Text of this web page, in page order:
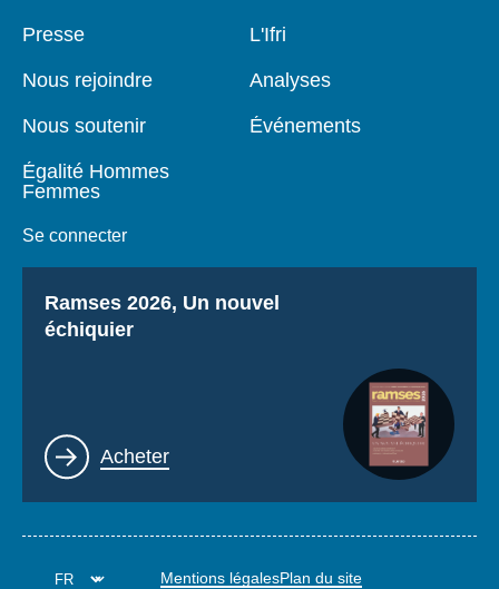
Pied
Presse
Nous rejoindre
Nous soutenir
Égalité Hommes
Femmes
Se connecter
Navigation
L'Ifri
Analyses
Événements
Titre
Ramses 2026, Un nouvel
échiquier
Lien
Acheter
Mentions légalesPlan du site